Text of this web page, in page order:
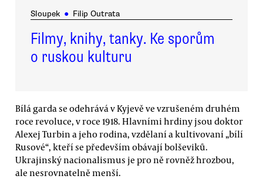
Sloupek ● Filip Outrata
Filmy, knihy, tanky. Ke sporům
o ruskou kulturu
Bílá garda se odehrává v Kyjevě ve vzrušeném druhém
roce revoluce, v roce 1918. Hlavními hrdiny jsou doktor
Alexej Turbin a jeho rodina, vzdělaní a kultivovaní „bílí
Rusové“, kteří se především obávají bolševiků.
Ukrajinský nacionalismus je pro ně rovněž hrozbou,
ale nesrovnatelně menší.